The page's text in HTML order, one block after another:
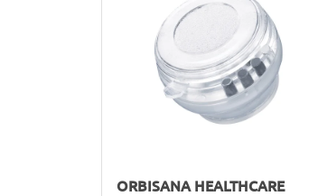
ORBISANA HEALTHCARE